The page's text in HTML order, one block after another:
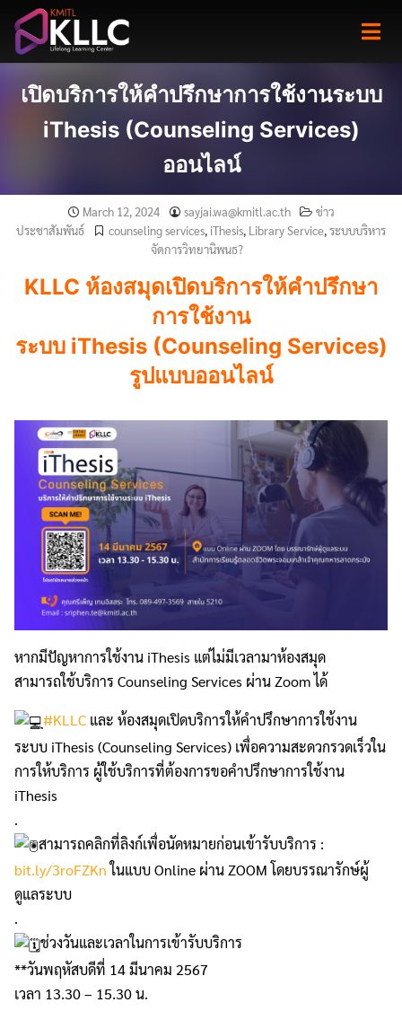
content
เปิดบริการให้คำปรึกษาการใช้งานระบบ
iThesis (Counseling Services)
ออนไลน์
March 12, 2024 sayjai.wa@kmitl.ac.th
ข่าว
ประชาสัมพันธ์
counseling services, iThesis, Library Service,ระบบบริหาร
จัดการวิทยานิพนธ?
KLLC ห้องสมุดเปิดบริการให้คำปรึกษา
การใช้งาน
ระบบ iThesis (Counseling Services)
รูปแบบออนไลน์
หากมีปัญหาการใช้งาน iThesis แต่ไม่มีเวลามาห้องสมุด
สามารถใช้บริการ Counseling Services ผ่าน Zoom ได้
#KLLC และ ห้องสมุดเปิดบริการให้คำปรึกษาการใช้งาน
ระบบ iThesis (Counseling Services) เพื่อความสะดวกรวดเร็วใน
การให้บริการ ผู้ใช้บริการที่ต้องการขอคำปรึกษาการใช้งาน
iThesis
.
สามารถคลิกที่ลิงก์เพื่อนัดหมายก่อนเข้ารับบริการ :
bit.ly/3roFZKnในแบบ Online ผ่าน ZOOM โดยบรรณารักษ์ผู้
ดูแลระบบ
.
ช่วงวันและเวลาในการเข้ารับบริการ
**วันพฤหัสบดีที่ 14 มีนาคม 2567
เวลา 13.30 – 15.30 น.